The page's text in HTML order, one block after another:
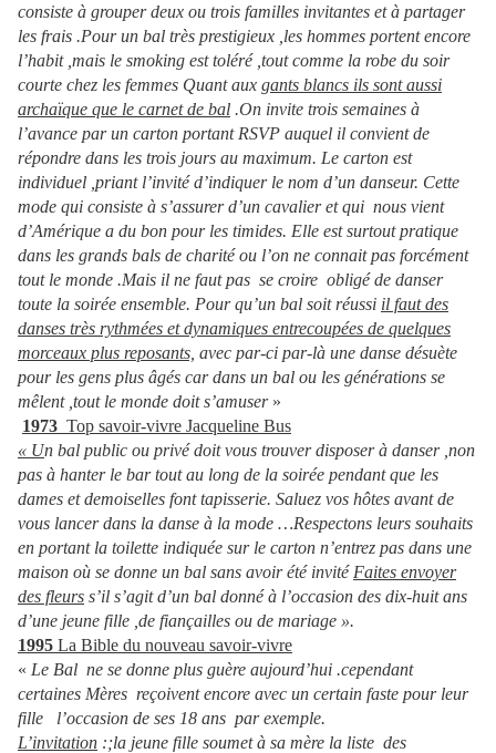
consiste à grouper deux ou trois familles invitantes et à partager
les frais .Pour un bal très prestigieux ,les hommes portent encore
l’habit ,mais le smoking est toléré ,tout comme la robe du soir
courte chez les femmes Quant aux gants blancs ils sont aussi
archaïque que le carnet de bal .On invite trois semaines à
l’avance par un carton portant RSVP auquel il convient de
répondre dans les trois jours au maximum. Le carton est
individuel ,priant l’invité d’indiquer le nom d’un danseur. Cette
mode qui consiste à s’assurer d’un cavalier et qui nous vient
d’Amérique a du bon pour les timides. Elle est surtout pratique
dans les grands bals de charité ou l’on ne connait pas forcément
tout le monde .Mais il ne faut pas se croire obligé de danser
toute la soirée ensemble. Pour qu’un bal soit réussi il faut des
danses très rythmées et dynamiques entrecoupées de quelques
morceaux plus reposants, avec par-ci par-là une danse désuète
pour les gens plus âgés car dans un bal ou les générations se
mêlent ,tout le monde doit s’amuser»
1973 Top savoir-vivre Jacqueline Bus
« Un bal public ou privé doit vous trouver disposer à danser ,non
pas à hanter le bar tout au long de la soirée pendant que les
dames et demoiselles font tapisserie. Saluez vos hôtes avant de
vous lancer dans la danse à la mode …Respectons leurs souhaits
en portant la toilette indiquée sur le carton n’entrez pas dans une
maison où se donne un bal sans avoir été invité Faites envoyer
des fleurs s’il s’agit d’un bal donné à l’occasion des dix-huit ans
d’une jeune fille ,de fiançailles ou de mariage ».
1995 La Bible du nouveau savoir-vivre
« Le Bal ne se donne plus guère aujourd’hui .cependant
certaines Mères reçoivent encore avec un certain faste pour leur
fille l’occasion de ses 18 ans par exemple.
L’invitation :;la jeune fille soumet à sa mère la liste des